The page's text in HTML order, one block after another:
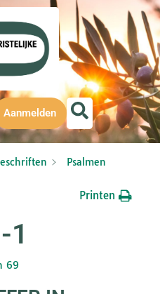
Aanmelden
Psalmen
Printen
1
69